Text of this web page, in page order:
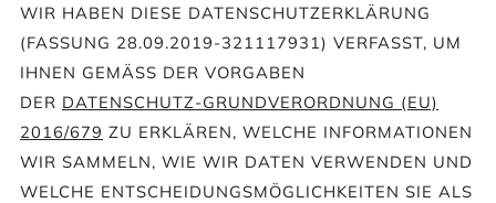
WIR HABEN DIESE DATENSCHUTZERKLÄRUNG
(FASSUNG 28.09.2019-321117931) VERFASST, UM
IHNEN GEMÄSS DER VORGABEN D
ER DATENSCHUTZ-GRUNDVERORDNUNG (EU)
2016/679 ZU ERKLÄREN, WELCHE INFORMATIONEN
WIR SAMMELN, WIE WIR DATEN VERWENDEN UND
WELCHE ENTSCHEIDUNGSMÖGLICHKEITEN SIE ALS